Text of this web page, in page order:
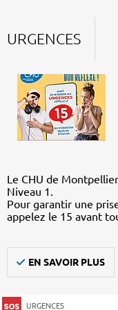
URGENCES
Le CHU de
Niveau 1.
Pour garantir une
appelez le 15 avant
EN SAVOIR PLUS
URGENCES